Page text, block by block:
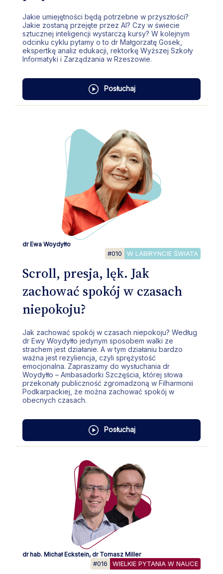
Jakie umiejętności będą potrzebne w przyszłości?
Jakie zostaną przejęte przez AI? Czy w świecie
sztucznej inteligencji wystarczą kursy? W kolejnym
odcinku cyklu pytamy o to dr Małgorzatę Gosek,
ekspertkę analiz edukacji, rektorkę Wyższej Szkoły
Informatyki i Zarządzania w Rzeszowie.
Posłuchaj
dr Ewa Woydyłło
W LABIRYNCIE ŚWIATA
#010
Scroll, presja, lęk. Jak
zachować spokój w czasach
niepokoju?
Jak zachować spokój w czasach niepokoju? Według
dr Ewy Woydyłło jedynym sposobem walki ze
strachem jest działanie. A w tym działaniu bardzo
ważna jest rezyliencja, czyli sprężystość
emocjonalna. Zapraszamy do wysłuchania dr
Woydyłło – Ambasadorki Szczęścia, której słowa
przekonały publiczność zgromadzoną w Filharmonii
Podkarpackiej, że można zachować spokój w
obecnych czasach.
Posłuchaj
dr hab. Michał Eckstein, dr Tomasz Miller
WIELKIE PYTANIA W NAUCE
#016